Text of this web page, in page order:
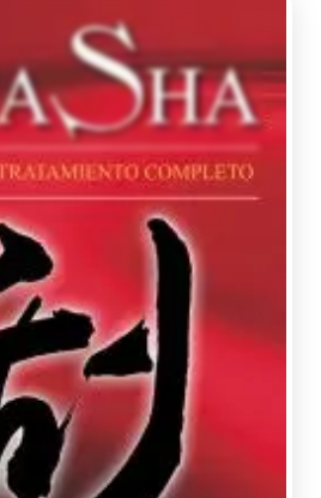
WITHAM, CLIVE